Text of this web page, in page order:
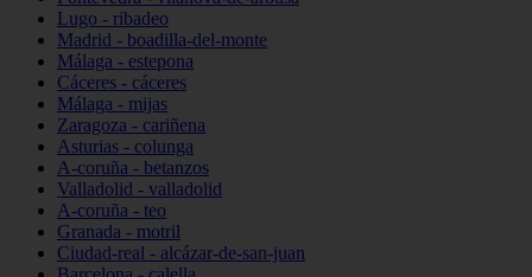
Lugo - ribadeo
Madrid - boadilla-del-monte
Málaga - estepona
Cáceres - cáceres
Málaga - mijas
Zaragoza - cariñena
Asturias - colunga
A-coruña - betanzos
Valladolid - valladolid
A-coruña - teo
Granada - motril
Ciudad-real - alcázar-de-san-juan